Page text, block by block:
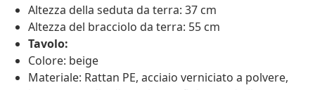
Altezza della seduta da terra: 37 cm
Altezza del bracciolo da terra: 55 cm
Tavolo:
Colore: beige
Materiale: Rattan PE, acciaio verniciato a polvere,